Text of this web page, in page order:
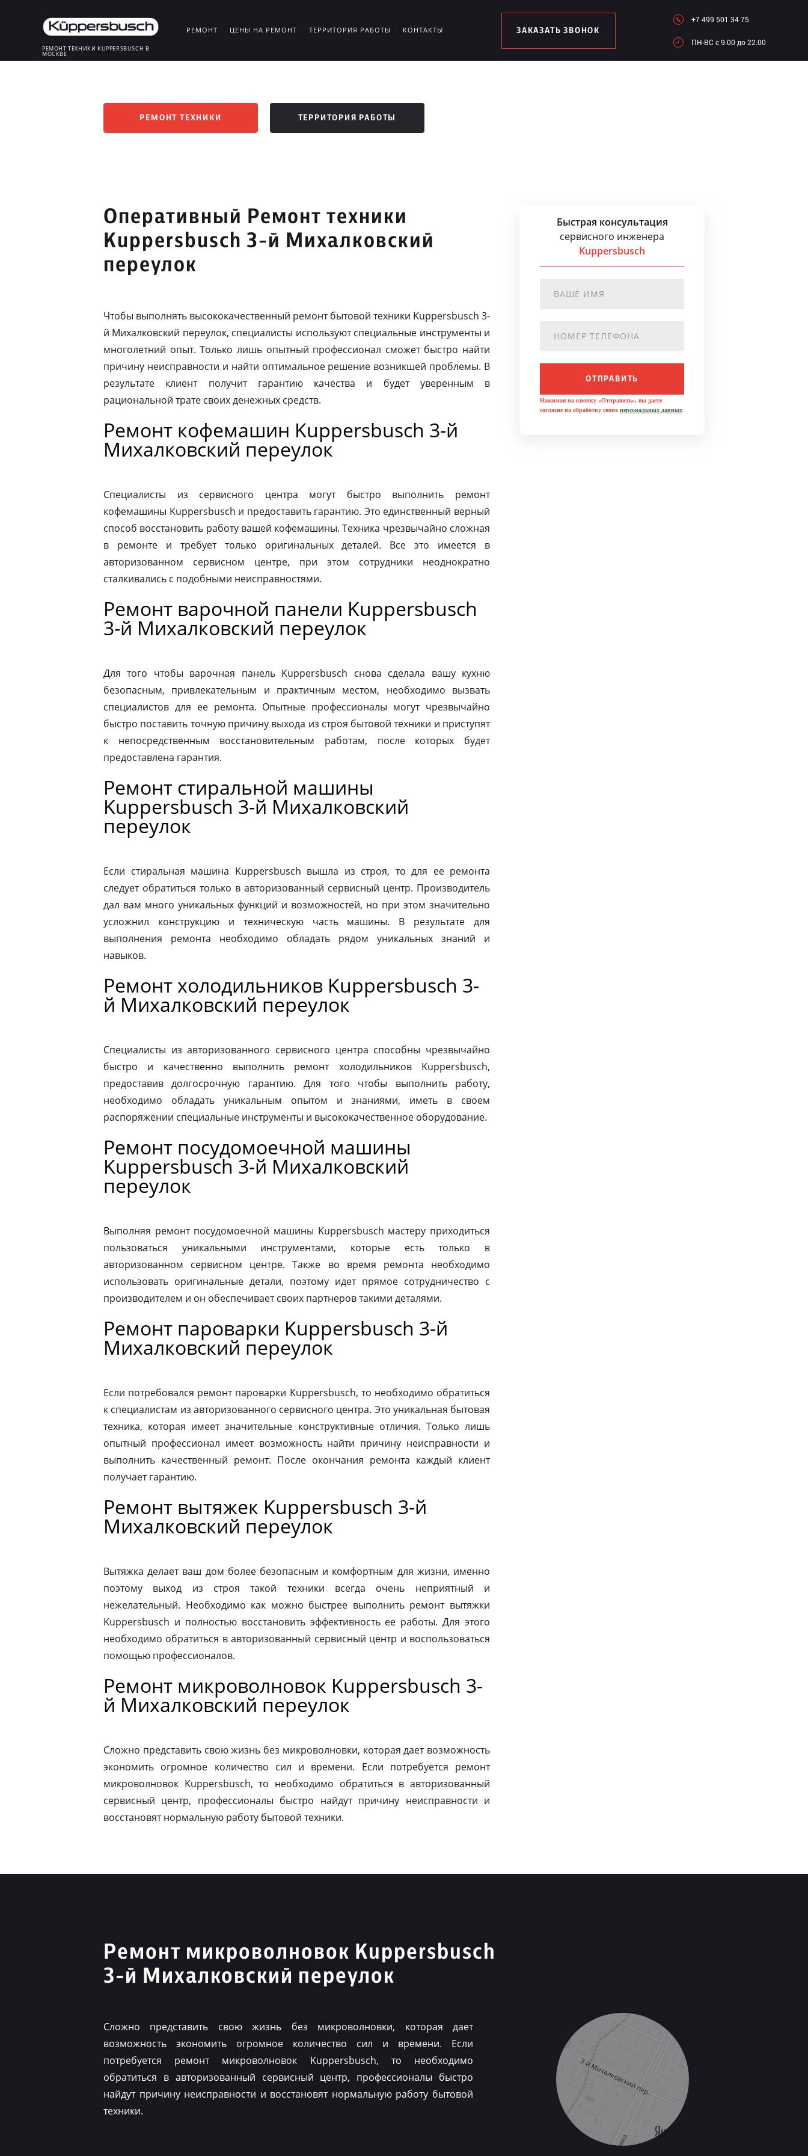
РЕМОНТ ТЕХНИКИ KUPPERSBUSCH В
МОСКВЕ
РЕМОНТ ЦЕНЫ НА РЕМОНТ ТЕРРИТОРИЯ РАБОТЫ КОНТАКТЫ ЗАКАЗАТЬ ЗВОНОК
+7 499 501 34 75
ПН-ВC c 9.00 до 22.00
РЕМОНТ ТЕХНИКИ ТЕРРИТОРИЯ РАБОТЫ
Оперативный Ремонт техники
Kuppersbusch 3-й Михалковский
переулок
Чтобы выполнять высококачественный ремонт бытовой техники Kuppersbusch 3-
й Михалковский переулок, специалисты используют специальные инструменты и
многолетний опыт. Только лишь опытный профессионал сможет быстро найти
причину неисправности и найти оптимальное решение возникшей проблемы. В
результате клиент получит гарантию качества и будет уверенным в
рациональной трате своих денежных средств.
Ремонт кофемашин Kuppersbusch 3-й
Михалковский переулок
Специалисты из сервисного центра могут быстро выполнить ремонт
кофемашины Kuppersbusch и предоставить гарантию. Это единственный верный
способ восстановить работу вашей кофемашины. Техника чрезвычайно сложная
в ремонте и требует только оригинальных деталей. Все это имеется в
авторизованном сервисном центре, при этом сотрудники неоднократно
сталкивались с подобными неисправностями.
Ремонт варочной панели Kuppersbusch
3-й Михалковский переулок
Для того чтобы варочная панель Kuppersbusch снова сделала вашу кухню
безопасным, привлекательным и практичным местом, необходимо вызвать
специалистов для ее ремонта. Опытные профессионалы могут чрезвычайно
быстро поставить точную причину выхода из строя бытовой техники и приступят
к непосредственным восстановительным работам, после которых будет
предоставлена гарантия.
Ремонт стиральной машины
Kuppersbusch 3-й Михалковский
переулок
Если стиральная машина Kuppersbusch вышла из строя, то для ее ремонта
следует обратиться только в авторизованный сервисный центр. Производитель
дал вам много уникальных функций и возможностей, но при этом значительно
усложнил конструкцию и техническую часть машины. В результате для
выполнения ремонта необходимо обладать рядом уникальных знаний и
навыков.
Ремонт холодильников Kuppersbusch 3-
й Михалковский переулок
Специалисты из авторизованного сервисного центра способны чрезвычайно
быстро и качественно выполнить ремонт холодильников Kuppersbusch,
предоставив долгосрочную гарантию. Для того чтобы выполнить работу,
необходимо обладать уникальным опытом и знаниями, иметь в своем
распоряжении специальные инструменты и высококачественное оборудование.
Ремонт посудомоечной машины
Kuppersbusch 3-й Михалковский
переулок
Выполняя ремонт посудомоечной машины Kuppersbusch мастеру приходиться
пользоваться уникальными инструментами, которые есть только в
авторизованном сервисном центре. Также во время ремонта необходимо
использовать оригинальные детали, поэтому идет прямое сотрудничество с
производителем и он обеспечивает своих партнеров такими деталями.
Ремонт пароварки Kuppersbusch 3-й
Михалковский переулок
Если потребовался ремонт пароварки Kuppersbusch, то необходимо обратиться
к специалистам из авторизованного сервисного центра. Это уникальная бытовая
техника, которая имеет значительные конструктивные отличия. Только лишь
опытный профессионал имеет возможность найти причину неисправности и
выполнить качественный ремонт. После окончания ремонта каждый клиент
получает гарантию.
Ремонт вытяжек Kuppersbusch 3-й
Михалковский переулок
Вытяжка делает ваш дом более безопасным и комфортным для жизни, именно
поэтому выход из строя такой техники всегда очень неприятный и
нежелательный. Необходимо как можно быстрее выполнить ремонт вытяжки
Kuppersbusch и полностью восстановить эффективность ее работы. Для этого
необходимо обратиться в авторизованный сервисный центр и воспользоваться
помощью профессионалов.
Ремонт микроволновок Kuppersbusch 3-
й Михалковский переулок
Сложно представить свою жизнь без микроволновки, которая дает возможность
экономить огромное количество сил и времени. Если потребуется ремонт
микроволновок Kuppersbusch, то необходимо обратиться в авторизованный
сервисный центр, профессионалы быстро найдут причину неисправности и
восстановят нормальную работу бытовой техники.
Быстрая консультация
сервисного инженера
Kuppersbusch
ОТПРАВИТЬ
Нажимая на кнопку «Отправить», вы даете
согласие на обработку своих персональных данных
Ремонт микроволновок Kuppersbusch
3-й Михалковский переулок
Сложно представить свою жизнь без микроволновки, которая дает
возможность экономить огромное количество сил и времени. Если
потребуется ремонт микроволновок Kuppersbusch, то необходимо
обратиться в авторизованный сервисный центр, профессионалы быстро
найдут причину неисправности и восстановят нормальную работу бытовой
техники.